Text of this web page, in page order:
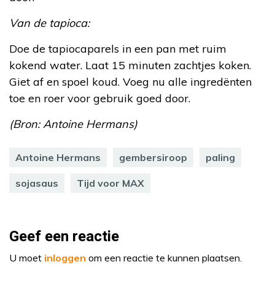
Van de tapioca:
Doe de tapiocaparels in een pan met ruim
kokend water. Laat 15 minuten zachtjes koken.
Giet af en spoel koud. Voeg nu alle ingredënten
toe en roer voor gebruik goed door.
(Bron: Antoine Hermans)
Antoine Hermans gembersiroop paling
sojasaus Tijd voor MAX
Geef een reactie
U moet inloggen om een reactie te kunnen plaatsen.